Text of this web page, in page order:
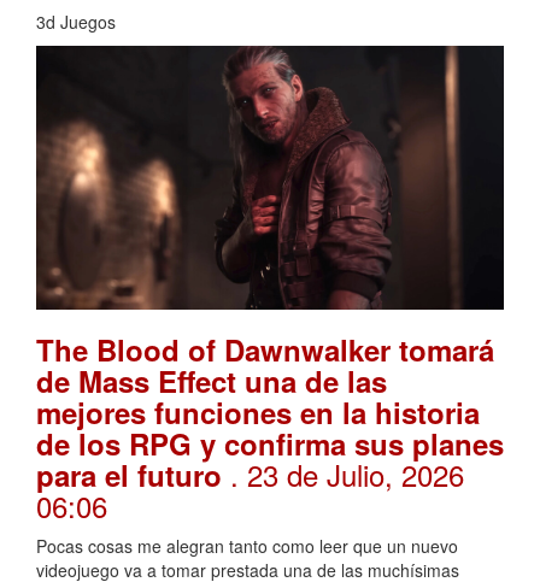
3d Juegos
The Blood of Dawnwalker tomará
de Mass Effect una de las
mejores funciones en la historia
de los RPG y confirma sus planes
para el futuro . 23 de Julio, 2026
06:06
Pocas cosas me alegran tanto como leer que un nuevo
videojuego va a tomar prestada una de las muchísimas